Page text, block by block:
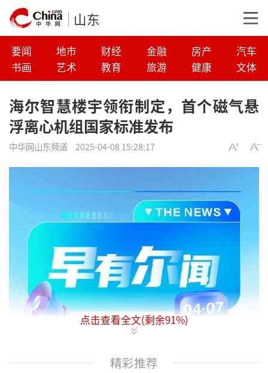
山东
要闻 地市 财经 金融 房产
汽车
书画
艺术 教育 旅游 健康 文体
海尔智慧楼宇领衔制定，首个磁气悬
浮离心机组国家标准发布
中华网山东频道 2025-04-08 15:28:17
点击查看全文(剩余91%)
精彩推荐